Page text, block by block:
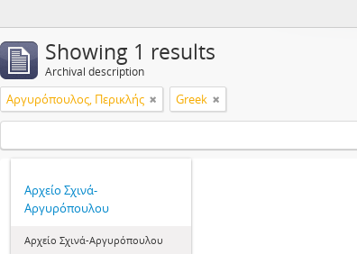
Showing 1 results
Archival description
Αργυρόπουλος, Περικλής Greek
Αρχείο Σχινά-
Αργυρόπουλου
Αρχείο Σχινά-Αργυρόπουλου